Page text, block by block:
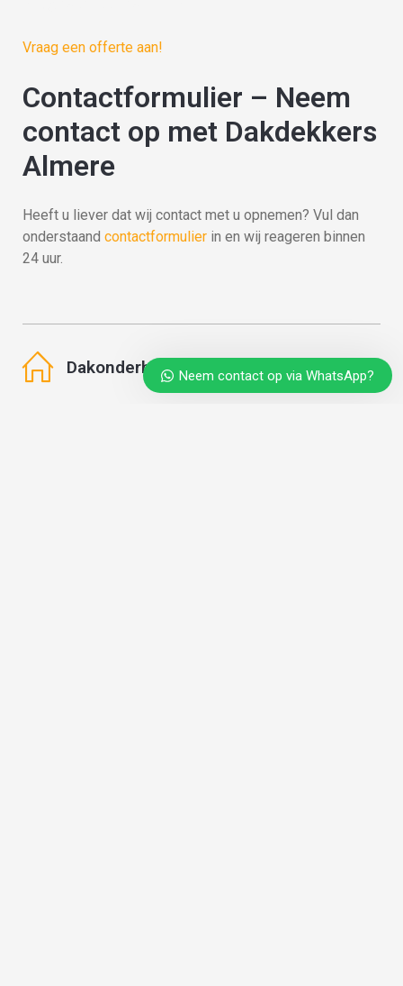
Vraag een offerte aan!
Contactformulier – Neem
contact op met Dakdekkers
Almere
Heeft u liever dat wij contact met u opnemen? Vul dan
onderstaand contactformulier in en wij reageren binnen
24 uur.
DakonderhoudNeem contact op via WhatsApp?